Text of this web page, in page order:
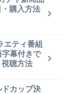
購入方法
エティ番組
字幕付きで
聴方法
カップ決